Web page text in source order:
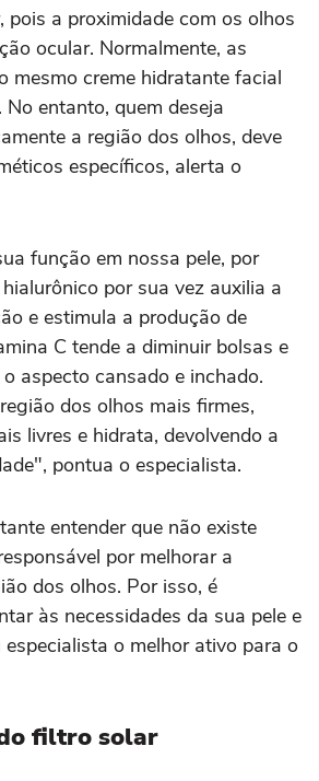
pois a proximidade com os olhos
ocular. Normalmente, as
mesmo creme hidratante facial
entanto, quem deseja
a região dos olhos, deve
específicos, alerta o
função em nossa pele, por
por sua vez auxilia a
e estimula a produção de
C tende a diminuir bolsas e
aspecto cansado e inchado.
dos olhos mais firmes,
livres e hidrata, devolvendo a
pontua o especialista.
entender que não existe
por melhorar a
dos olhos. Por isso, é
às necessidades da sua pele e
especialista o melhor ativo para o
filtro solar